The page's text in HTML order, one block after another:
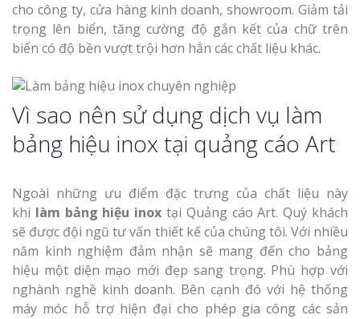
cho công ty, cửa hàng kinh doanh, showroom. Giảm tải
trọng lên biển, tăng cường độ gắn kết của chữ trên
biển có độ bền vượt trội hơn hẳn các chất liệu khác.
Vì sao nên sử dụng dịch vụ làm
bảng hiệu inox tại quảng cáo Art
Ngoài những ưu điểm đặc trưng của chất liệu này
khi làm bảng hiệu inox tại Quảng cáo Art. Quý khách
sẽ được đội ngũ tư vấn thiết kế của chúng tôi. Với nhiều
năm kinh nghiệm đảm nhận sẽ mang đến cho bảng
hiệu một diện mạo mới đẹp sang trọng. Phù hợp với
nghành nghề kinh doanh. Bên cạnh đó với hệ thống
máy móc hỗ trợ hiện đại cho phép gia công các sản